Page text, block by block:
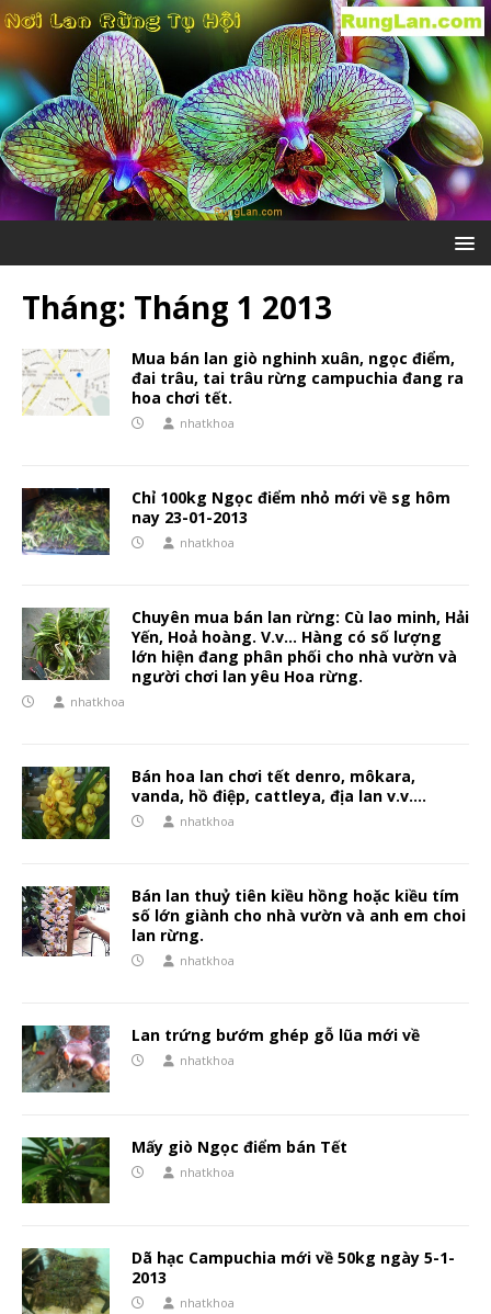
Tháng: Tháng 1 2013
Mua bán lan giò nghinh xuân, ngọc điểm,
đai trâu, tai trâu rừng campuchia đang ra
hoa chơi tết.
nhatkhoa
Chỉ 100kg Ngọc điểm nhỏ mới về sg hôm
nay 23-01-2013
nhatkhoa
Chuyên mua bán lan rừng: Cù lao minh, Hải
Yến, Hoả hoàng. V.v… Hàng có số lượng
lớn hiện đang phân phối cho nhà vườn và
người chơi lan yêu Hoa rừng.
nhatkhoa
Bán hoa lan chơi tết denro, môkara,
vanda, hồ điệp, cattleya, địa lan v.v….
nhatkhoa
Bán lan thuỷ tiên kiều hồng hoặc kiều tím
số lớn giành cho nhà vườn và anh em choi
lan rừng.
nhatkhoa
Lan trứng bướm ghép gỗ lũa mới về
nhatkhoa
Mấy giò Ngọc điểm bán Tết
nhatkhoa
Dã hạc Campuchia mới về 50kg ngày 5-1-
2013
nhatkhoa